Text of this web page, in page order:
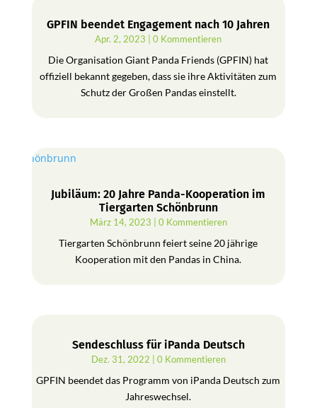
GPFIN beendet Engagement nach 10 Jahren
Apr. 2, 2023 | 0 Kommentieren
Die Organisation Giant Panda Friends (GPFIN) hat
offiziell bekannt gegeben, dass sie ihre Aktivitäten zum
Schutz der Großen Pandas einstellt.
Jubiläum: 20 Jahre Panda-Kooperation im
Tiergarten Schönbrunn
März 14, 2023 | 0 Kommentieren
Tiergarten Schönbrunn feiert seine 20 jährige
Kooperation mit den Pandas in China.
Sendeschluss für iPanda Deutsch
Dez. 31, 2022 | 0 Kommentieren
GPFIN beendet das Programm von iPanda Deutsch zum
Jahreswechsel.